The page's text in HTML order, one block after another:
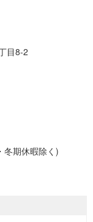
目8-2
冬期休暇除く)